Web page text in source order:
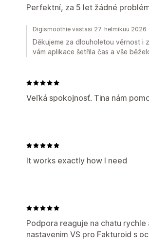
Perfektní, za 5 let žádné
Digismoothie vastasi 27. helmikuu 2026
Děkujeme za dlouholetou věrnost i
vám aplikace šetřila čas a vše
Veľká spokojnosť. Tina nám
It works exactly how I need
Podpora reaguje na chatu
nastavenim VS pro Fakturoid s